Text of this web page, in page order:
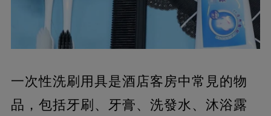
一次性洗刷用具是酒店客房中常見的物
品， 包括牙刷、牙膏、洗發水、沐浴露